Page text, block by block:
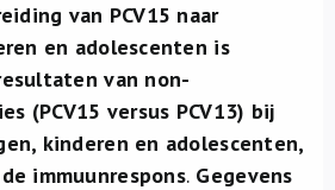
van PCV15 naar
en adolescenten is
van non-
(PCV15 versus PCV13) bij
kinderen en adolescenten,
immuunrespons. Gegevens